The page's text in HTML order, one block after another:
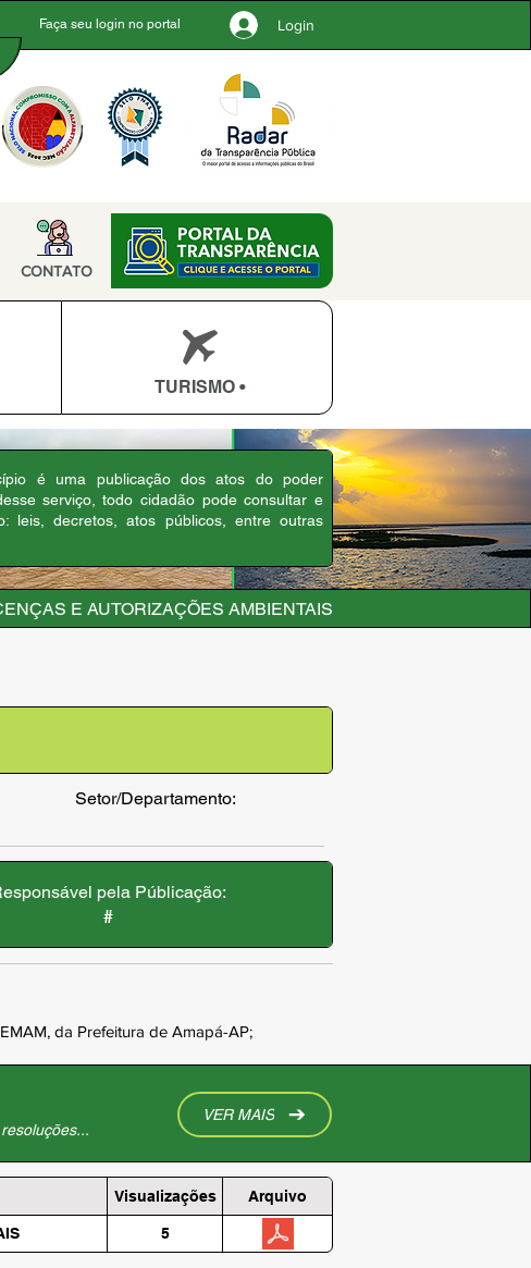
Faça seu login no portal Login
CONTATO
TURISMO •
é uma publicação dos atos do poder
serviço, todo cidadão pode consultar e
leis, decretos, atos públicos, entre outras
E AUTORIZAÇÕES AMBIENTAIS
Setor/Departamento:
pela Públicação:
#
da Prefeitura de Amapá-AP;
VER MAIS
Visualizações Arquivo
5